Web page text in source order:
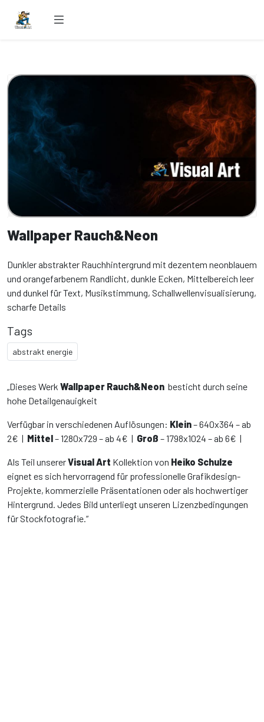
Wallpaper Rauch&Neon
Dunkler abstrakter Rauchhintergrund mit dezentem neonblauem
und orangefarbenem Randlicht, dunkle Ecken, Mittelbereich leer
und dunkel für Text, Musikstimmung, Schallwellenvisualisierung,
scharfe Details
Tags
abstrakt energie
„Dieses Werk Wallpaper Rauch&Neon besticht durch seine
hohe Detailgenauigkeit
Verfügbar in verschiedenen Auflösungen: Klein– 640x364 – ab
2€ | Mittel– 1280x729 – ab 4€ | Groß – 1798x1024 – ab 6€ |
Als Teil unsererVisual Art Kollektion von Heiko Schulze
eignet es sich hervorragend für professionelle Grafikdesign-
Projekte, kommerzielle Präsentationen oder als hochwertiger
Hintergrund. Jedes Bild unterliegt unseren Lizenzbedingungen
für Stockfotografie.“